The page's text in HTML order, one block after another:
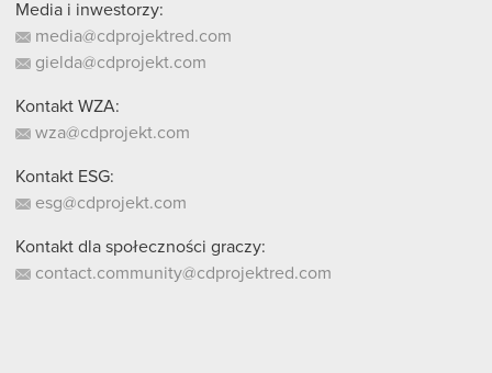
Media i inwestorzy:
media@cdprojektred.com
gielda@cdprojekt.com
Kontakt WZA:
wza@cdprojekt.com
Kontakt ESG:
esg@cdprojekt.com
Kontakt dla społeczności graczy:
contact.community@cdprojektred.com